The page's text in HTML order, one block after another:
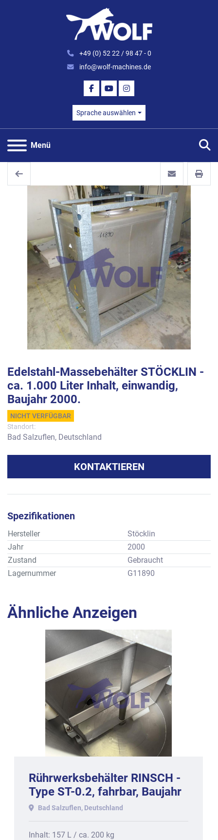
+49 (0) 52 22 / 98 47 - 0
info@wolf-machines.de
FACEBOOK
YOUTUBEINSTAGRAM
Sprache auswählen
Menü
Edelstahl-Massebehälter STÖCKLIN -
ca. 1.000 Liter Inhalt, einwandig,
Baujahr 2000.
NICHT VERFÜGBAR
Standort:
Bad Salzuflen, Deutschland
KONTAKTIEREN
Spezifikationen
Hersteller
Stöcklin
Jahr
2000
Zustand
Gebraucht
Lagernummer
G11890
Ähnliche Anzeigen
Rührwerksbehälter RINSCH -
Type ST-0.2, fahrbar, Baujahr
2014
Bad Salzuflen, Deutschland
Inhalt: 157 L / ca. 200 kg